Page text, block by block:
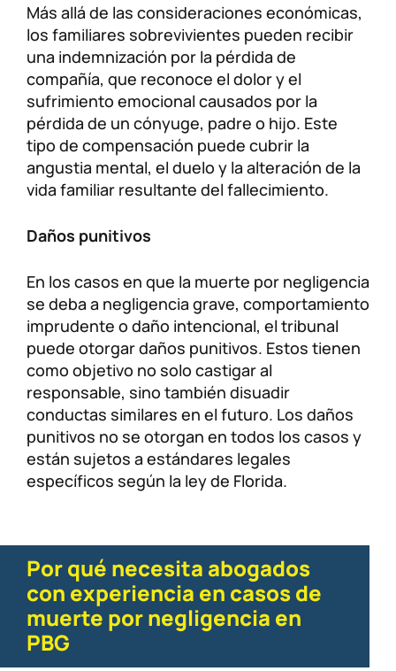
Más allá de las consideraciones económicas,
los familiares sobrevivientes pueden recibir
una indemnización por la pérdida de
compañía, que reconoce el dolor y el
sufrimiento emocional causados ​​por la
pérdida de un cónyuge, padre o hijo. Este
tipo de compensación puede cubrir la
angustia mental, el duelo y la alteración de la
vida familiar resultante del fallecimiento.
Daños punitivos
En los casos en que la muerte por negligencia
se deba a negligencia grave, comportamiento
imprudente o daño intencional, el tribunal
puede otorgar daños punitivos. Estos tienen
como objetivo no solo castigar al
responsable, sino también disuadir
conductas similares en el futuro. Los daños
punitivos no se otorgan en todos los casos y
están sujetos a estándares legales
específicos según la ley de Florida.
Por qué necesita abogados
con experiencia en casos de
muerte por negligencia en
PBG